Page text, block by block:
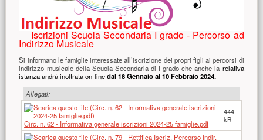
Iscrizioni Scuola Secondaria I grado - Percorso ad
Indirizzo Musicale
Si informano le famiglie interessate all’iscrizione dei propri figli ai percorsi di
indirizzo musicale della Scuola Secondaria di I grado che anche la relativa
istanza andrà inoltrata on-linedal 18 Gennaio al 10 Febbraio 2024.
Allegati:
Circ. n. 62 - Informativa generale iscrizioni 2024-25 famiglie.pdf
444
kB